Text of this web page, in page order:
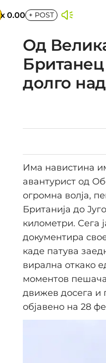
x 0.00 + POST
Од
долго
Има навистина
авантурист од
огромна волја,
Британија до
километри. Сега
документира
каде патува
вирална откако
моментов
движев досега и
објавено на 28